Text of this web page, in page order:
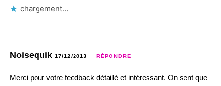
chargement…
Noisequik 17/12/2013 RÉPONDRE
Merci pour votre feedback détaillé et intéressant. On sent que